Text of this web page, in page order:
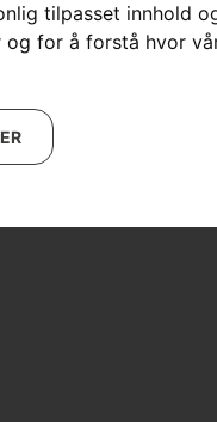
tilpasset innhold
og for å forstå hvor